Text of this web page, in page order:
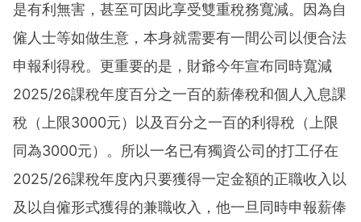
是有利無害，甚至可因此享受雙重稅務寬減。因為自
僱人士等如做生意，本身就需要有一間公司以便合法
申報利得稅。更重要的是，財爺今年宣布同時寬減
2025/26課稅年度百分之一百的薪俸稅和個人入息課
稅（上限3000元）以及百分之一百的利得稅（上限
同為3000元）。所以一名已有獨資公司的打工仔在
2025/26課稅年度內只要獲得一定金額的正職收入以
及以自僱形式獲得的兼職收入，他一旦同時申報薪俸